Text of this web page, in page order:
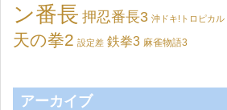
ン番長 押忍番長3 沖ドキ!トロピカル
天の拳2 設定差 鉄拳3 麻雀物語3
アーカイブ